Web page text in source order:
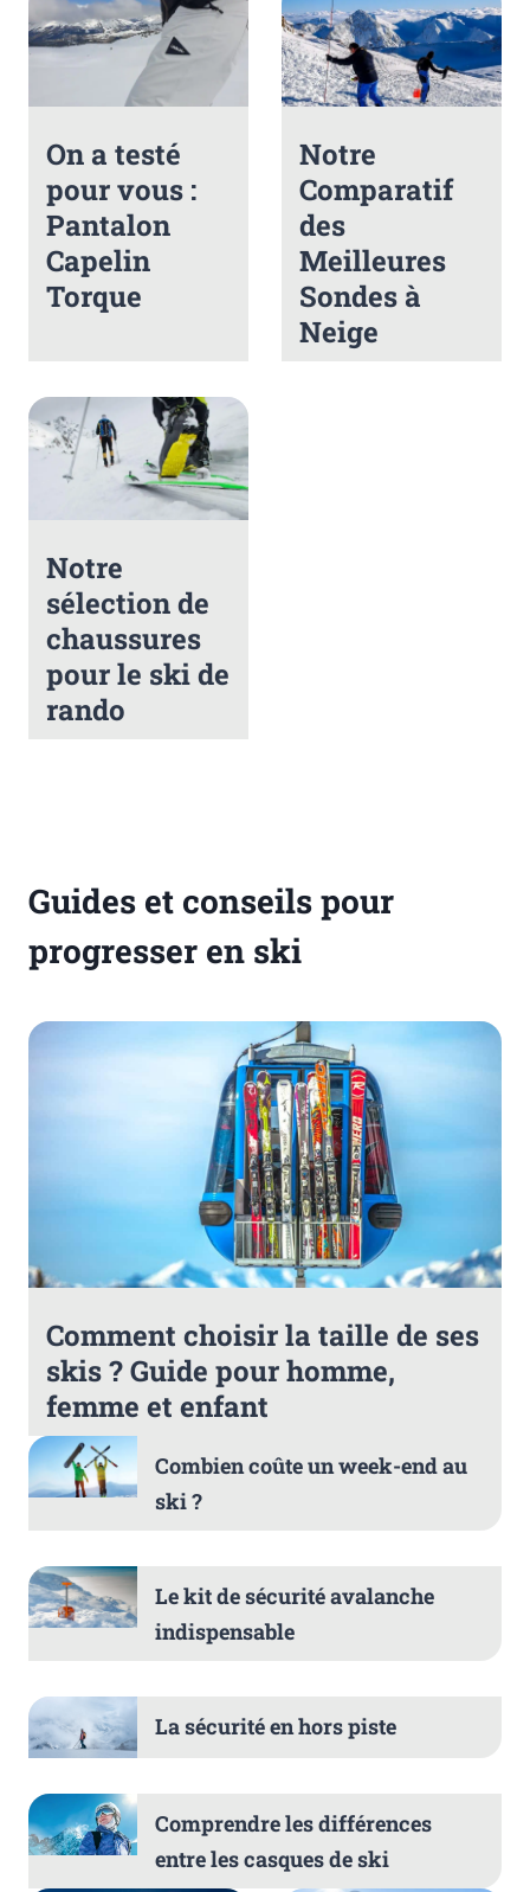
On a testé
pour vous :
Pantalon
Capelin
Torque
Notre
Comparatif
des
Meilleures
Sondes à
Neige
Notre
sélection de
chaussures
pour le ski de
rando
Guides et conseils pour
progresser en ski
Comment choisir la taille de ses
skis ? Guide pour homme,
femme et enfant
Combien coûte un week-end au
ski ?
Le kit de sécurité avalanche
indispensable
La sécurité en hors piste
Comprendre les différences
entre les casques de ski